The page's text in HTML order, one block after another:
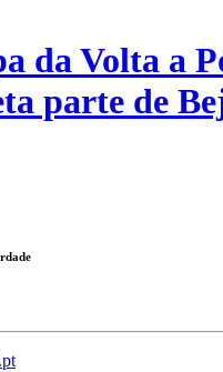
da Volta a
parte de